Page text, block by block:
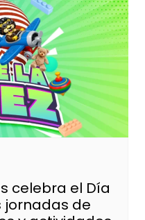
celebra el Día
jornadas de